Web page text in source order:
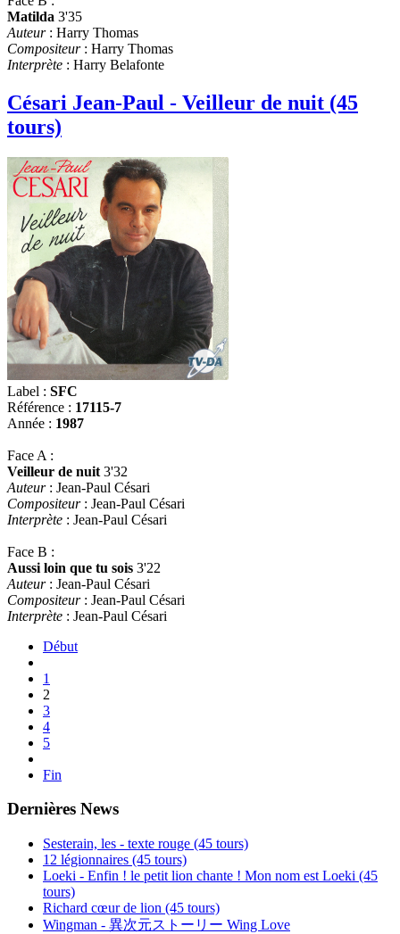
Matilda 3'35
Auteur: Harry Thomas
Compositeur: Harry Thomas
Interprète : Harry Belafonte
Césari Jean-Paul - Veilleur de nuit (45
tours)
Label : SFC
Référence : 17115-7
Année : 1987
Face A :
Veilleur de nuit 3'32
Auteur: Jean-Paul Césari
Compositeur: Jean-Paul Césari
Interprète : Jean-Paul Césari
Face B :
Aussi loin que tu sois 3'22
Auteur: Jean-Paul Césari
Compositeur: Jean-Paul Césari
Interprète : Jean-Paul Césari
Début
1
2
3
4
5
Fin
Dernières News
Sesterain, les - texte rouge (45 tours)
12 légionnaires (45 tours)
Loeki - Enfin ! le petit lion chante ! Mon nom est Loeki (45
tours)
Richard cœur de lion (45 tours)
Wingman - 異次元ストーリー Wing Love